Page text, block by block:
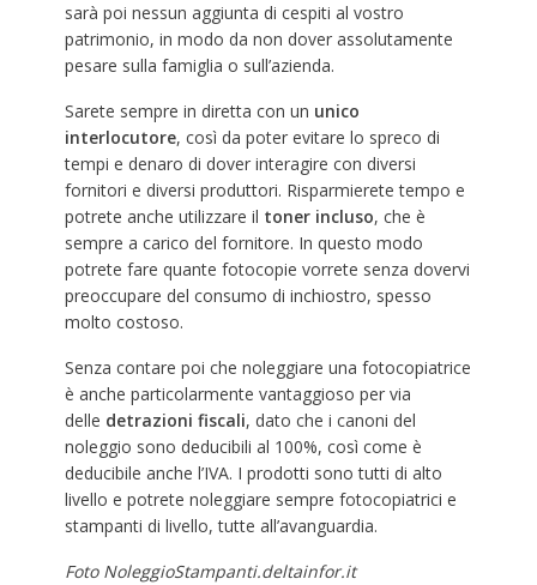
sarà poi nessun aggiunta di cespiti al vostro
patrimonio, in modo da non dover assolutamente
pesare sulla famiglia o sull’azienda.
Sarete sempre in diretta con un unico
interlocutore, così da poter evitare lo spreco di
tempi e denaro di dover interagire con diversi
fornitori e diversi produttori. Risparmierete tempo e
potrete anche utilizzare il toner incluso, che è
sempre a carico del fornitore. In questo modo
potrete fare quante fotocopie vorrete senza dovervi
preoccupare del consumo di inchiostro, spesso
molto costoso.
Senza contare poi che noleggiare una fotocopiatrice
è anche particolarmente vantaggioso per via
delle detrazioni fiscali, dato che i canoni del
noleggio sono deducibili al 100%, così come è
deducibile anche l’IVA. I prodotti sono tutti di alto
livello e potrete noleggiare sempre fotocopiatrici e
stampanti di livello, tutte all’avanguardia.
Foto NoleggioStampanti.deltainfor.it